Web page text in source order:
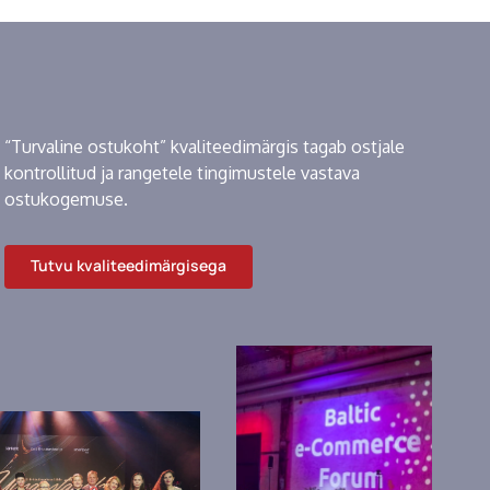
“Turvaline ostukoht” kvaliteedimärgis tagab ostjale
kontrollitud ja rangetele tingimustele vastava
ostukogemuse.
Tutvu kvaliteedimärgisega